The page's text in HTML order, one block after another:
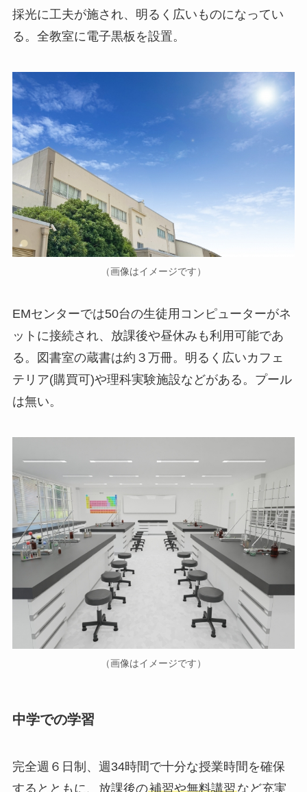
採光に工夫が施され、明るく広いものになってい
る。全教室に電子黒板を設置。
（画像はイメージです）
EMセンターでは50台の生徒用コンピューターがネ
ットに接続され、放課後や昼休みも利用可能であ
る。図書室の蔵書は約３万冊。明るく広いカフェ
テリア(購買可)や理科実験施設などがある。プール
は無い。
（画像はイメージです）
中学での学習
完全週６日制、週34時間で十分な授業時間を確保
するとともに、放課後の補習や無料講習など充実